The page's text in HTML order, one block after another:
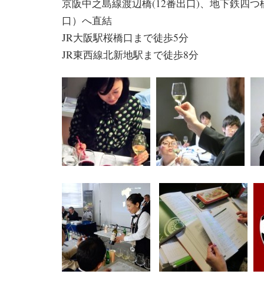
京阪中之島線渡辺橋(12番出口)、地下鉄四
口）へ直結
JR大阪駅桜橋口まで徒歩5分
JR東西線北新地駅まで徒歩8分